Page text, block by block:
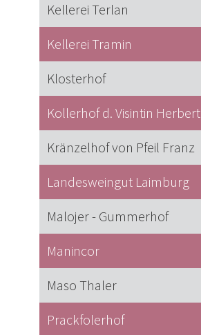
Kellerei Terlan
Kellerei Tramin
Klosterhof
Kollerhof d. Visintin Herbert
Kränzelhof von Pfeil Franz
Landesweingut Laimburg
Malojer - Gummerhof
Manincor
Maso Thaler
Prackfolerhof